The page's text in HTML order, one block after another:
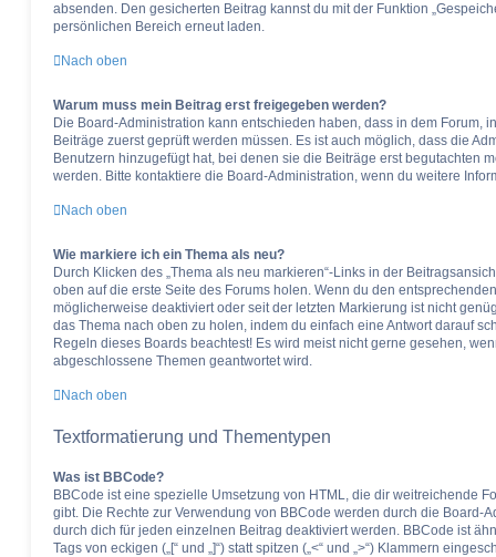
absenden. Den gesicherten Beitrag kannst du mit der Funktion
persönlichen Bereich erneut laden.
Nach oben
Warum muss mein Beitrag erst freigegeben werden?
Die Board-Administration kann entschieden haben, dass in dem Forum,
Beiträge zuerst geprüft werden müssen. Es ist auch möglich, dass die
Benutzern hinzugefügt hat, bei denen sie die Beiträge erst begutachten
werden. Bitte kontaktiere die Board-Administration, wenn du weitere
Nach oben
Wie markiere ich ein Thema als neu?
Durch Klicken des „Thema als neu markieren“-Links in der
oben auf die erste Seite des Forums holen. Wenn du den
möglicherweise deaktiviert oder seit der letzten Markierung ist nicht
das Thema nach oben zu holen, indem du einfach eine Antwort darauf
Regeln dieses Boards beachtest! Es wird meist nicht gerne gesehen,
abgeschlossene Themen geantwortet wird.
Nach oben
Textformatierung und Thementypen
Was ist BBCode?
BBCode ist eine spezielle Umsetzung von HTML, die dir weitreichende
gibt. Die Rechte zur Verwendung von BBCode werden durch die Board-
durch dich für jeden einzelnen Beitrag deaktiviert werden. BBCode ist
Tags von eckigen („[“ und „]“) statt spitzen („<“ und „>“) Klammern